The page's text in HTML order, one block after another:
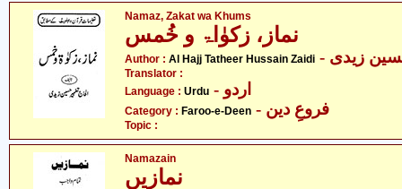
Namaz, Zakat wa Khums
نماز، زکوٰاۃ و خُمس
Author : Al Hajj Tatheer Hussain Zaidi زیدی
Translator :
Language : Urdu - اردو
Category : Faroo-e-Deen - فروعِ دین
Topic :
Namazain